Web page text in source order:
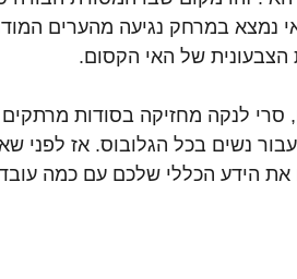
הצבעונית של האי הקסום.
סרי לנקה מחזיקה בסודות
נשים בכל הגלובוס. אז
הידע הכללי שלכם עם כמה